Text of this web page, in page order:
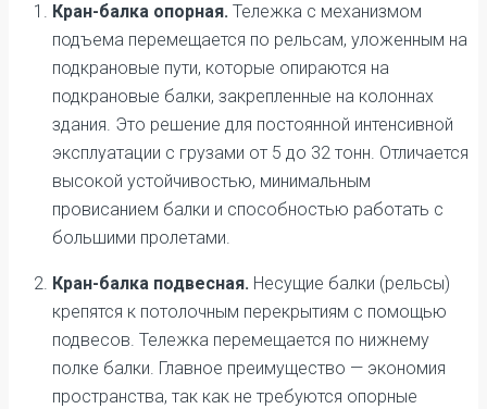
Кран-балка опорная. Тележка с механизмом
подъема перемещается по рельсам, уложенным на
подкрановые пути, которые опираются на
подкрановые балки, закрепленные на колоннах
здания. Это решение для постоянной интенсивной
эксплуатации с грузами от 5 до 32 тонн. Отличается
высокой устойчивостью, минимальным
провисанием балки и способностью работать с
большими пролетами.
Кран-балка подвесная. Несущие балки (рельсы)
крепятся к потолочным перекрытиям с помощью
подвесов. Тележка перемещается по нижнему
полке балки. Главное преимущество — экономия
пространства, так как не требуются опорные